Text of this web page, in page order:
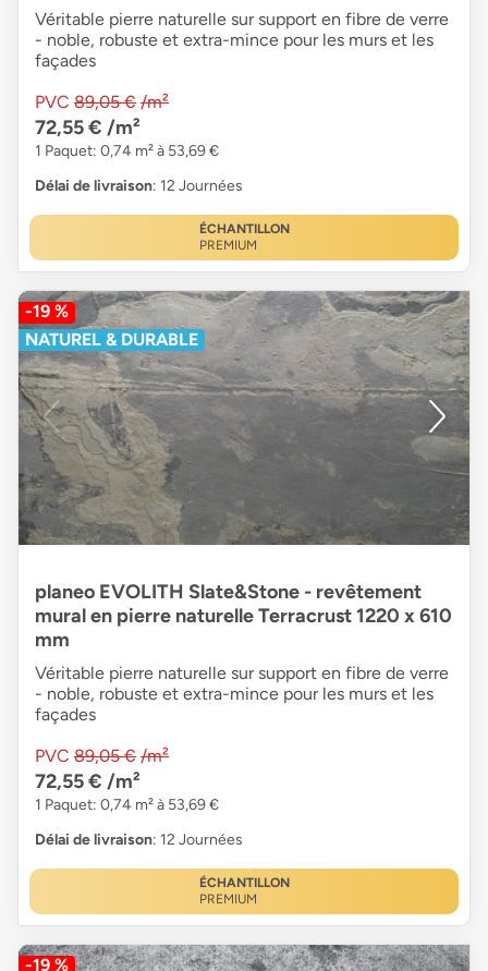
Véritable pierre naturelle sur support en fibre de verre
- noble, robuste et extra-mince pour les murs et les
façades
PVC 89,05 € /m²
72,55 € /m²
1 Paquet: 0,74 m² à 53,69 €
Délai de livraison: 12 Journées
ÉCHANTILLON
PREMIUM
-19 %
NATUREL & DURABLE
planeo EVOLITH Slate&Stone - revêtement
mural en pierre naturelle Terracrust 1220 x 610
mm
Véritable pierre naturelle sur support en fibre de verre
- noble, robuste et extra-mince pour les murs et les
façades
PVC 89,05 € /m²
72,55 € /m²
1 Paquet: 0,74 m² à 53,69 €
Délai de livraison: 12 Journées
ÉCHANTILLON
PREMIUM
-19 %